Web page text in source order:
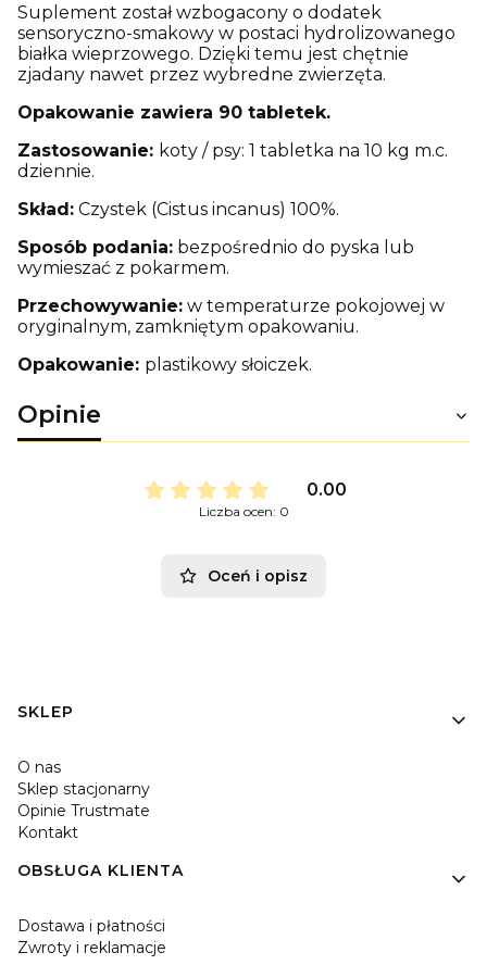
Suplement został wzbogacony o dodatek
sensoryczno-smakowy w postaci hydrolizowanego
białka wieprzowego. Dzięki temu jest chętnie
zjadany nawet przez wybredne zwierzęta.
Opakowanie zawiera 90 tabletek.
Zastosowanie: koty / psy: 1 tabletka na 10 kg m.c.
dziennie.
Skład: Czystek (Cistus incanus) 100%.
Sposób podania: bezpośrednio do pyska lub
wymieszać z pokarmem.
Przechowywanie: w temperaturze pokojowej w
oryginalnym, zamkniętym opakowaniu.
Opakowanie: plastikowy słoiczek.
Opinie
0.00
Liczba ocen: 0
Oceń i opisz
Linki w stopce
SKLEP
O nas
Sklep stacjonarny
Opinie Trustmate
Kontakt
OBSŁUGA KLIENTA
Dostawa i płatności
Zwroty i reklamacje